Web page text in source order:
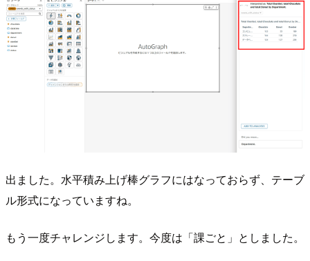
出ました。水平積み上げ棒グラフにはなっておらず、テーブ
ル形式になっていますね。
もう一度チャレンジします。今度は「課ごと」としました。